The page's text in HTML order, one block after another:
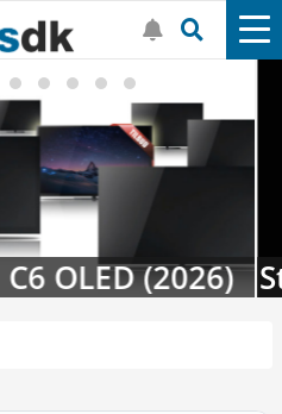
Nyt i